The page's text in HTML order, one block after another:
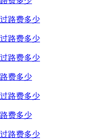
路费多少
路费多少
路费多少
费多少
路费多少
费多少
路费多少